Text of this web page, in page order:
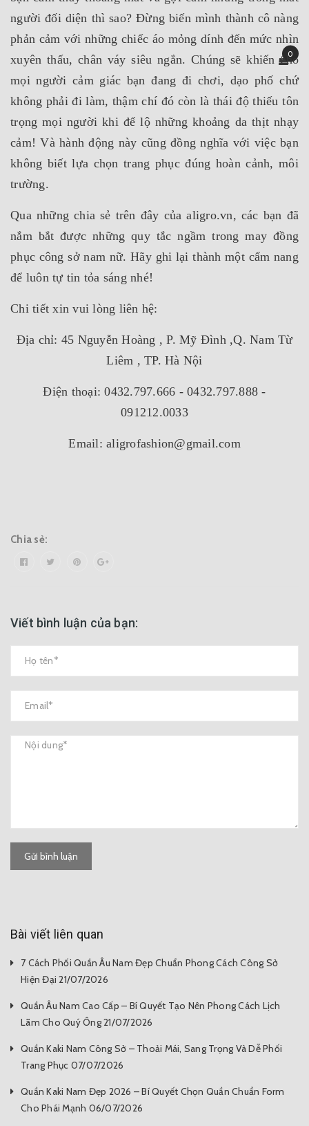
0
người đối diện thì sao? Đừng biến mình thành cô nàng
phản cảm với những chiếc áo mỏng dính đến mức nhìn
xuyên thấu, chân váy siêu ngắn. Chúng sẽ khiến cho
mọi người cảm giác bạn đang đi chơi, dạo phố chứ
không phải đi làm, thậm chí đó còn là thái độ thiếu tôn
trọng mọi người khi để lộ những khoảng da thịt nhạy
cảm! Và hành động này cũng đồng nghĩa với việc bạn
không biết lựa chọn trang phục đúng hoàn cảnh, môi
trường.
Qua những chia sẻ trên đây của aligro.vn, các bạn đã
nắm bắt được những quy tắc ngầm trong may đồng
phục công sở nam nữ. Hãy ghi lại thành một cẩm nang
để luôn tự tin tỏa sáng nhé!
Chi tiết xin vui lòng liên hệ:
Địa chỉ: 45 Nguyễn Hoàng , P. Mỹ Đình ,Q. Nam Từ
Liêm , TP. Hà Nội
Điện thoại: 0432.797.666 - 0432.797.888 -
091212.0033
Email: aligrofashion@gmail.com
Chia sẻ:
Viết bình luận của bạn:
Gửi bình luận
Bài viết liên quan
7 Cách Phối Quần Âu Nam Đẹp Chuẩn Phong Cách Công Sở
Hiện Đại 21/07/2026
Quần Âu Nam Cao Cấp – Bí Quyết Tạo Nên Phong Cách Lịch
Lãm Cho Quý Ông 21/07/2026
Quần Kaki Nam Công Sở – Thoải Mái, Sang Trọng Và Dễ Phối
Trang Phục 07/07/2026
Quần Kaki Nam Đẹp 2026 – Bí Quyết Chọn Quần Chuẩn Form
Cho Phái Mạnh 06/07/2026